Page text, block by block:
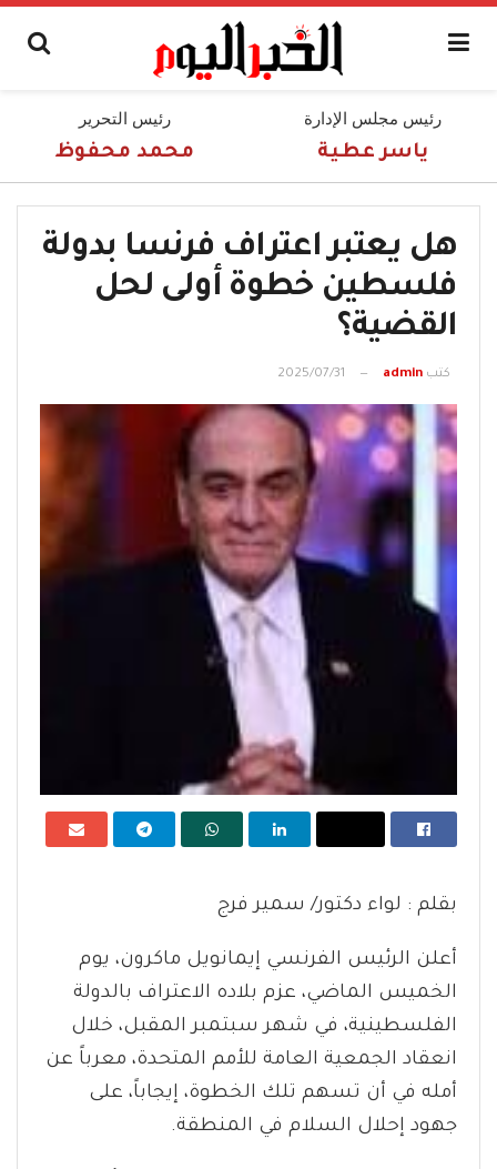
رئيس مجلس الإدارة
ياسر عطية
رئيس التحرير
محمد محفوظ
هل يعتبر اعتراف فرنسا بدولة
فلسطين خطوة أولى لحل
القضية؟
كتب admin
2025/07/31
بقلم : لواء دكتور/ سمير فرج
أعلن الرئيس الفرنسي إيمانويل ماكرون، يوم
الخميس الماضي، عزم بلاده الاعتراف بالدولة
الفلسطينية، في شهر سبتمبر المقبل، خلال
انعقاد الجمعية العامة للأمم المتحدة، معرباً عن
أمله في أن تسهم تلك الخطوة، إيجاباً، على
جهود إحلال السلام في المنطقة.